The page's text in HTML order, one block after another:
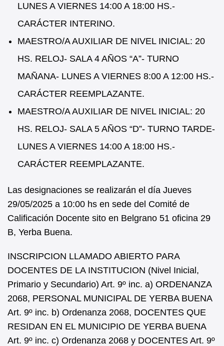
LUNES A VIERNES 14:00 A 18:00 HS.-
CARÁCTER INTERINO.
MAESTRO/A AUXILIAR DE NIVEL INICIAL: 20
HS. RELOJ- SALA 4 AÑOS “A”- TURNO
MAÑANA- LUNES A VIERNES 8:00 A 12:00 HS.-
CARÁCTER REEMPLAZANTE.
MAESTRO/A AUXILIAR DE NIVEL INICIAL: 20
HS. RELOJ- SALA 5 AÑOS “D”- TURNO TARDE-
LUNES A VIERNES 14:00 A 18:00 HS.-
CARÁCTER REEMPLAZANTE.
Las designaciones se realizarán el día Jueves
29/05/2025 a 10:00 hs en sede del Comité de
Calificación Docente sito en Belgrano 51 oficina 29
B, Yerba Buena.
INSCRIPCION LLAMADO ABIERTO PARA
DOCENTES DE LA INSTITUCION (Nivel Inicial,
Primario y Secundario) Art. 9º inc. a) ORDENANZA
2068, PERSONAL MUNICIPAL DE YERBA BUENA
Art. 9º inc. b) Ordenanza 2068, DOCENTES QUE
RESIDAN EN EL MUNICIPIO DE YERBA BUENA
Art. 9º inc. c) Ordenanza 2068 y DOCENTES Art. 9º